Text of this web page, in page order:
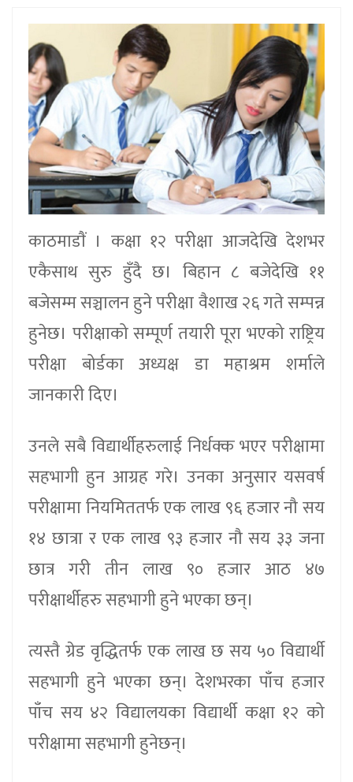
काठमाडाैं । कक्षा १२ परीक्षा आजदेखि देशभर
एकैसाथ सुरु हुँदै छ। बिहान ८ बजेदेखि ११
बजेसम्म सञ्चालन हुने परीक्षा वैशाख २६ गते सम्पन्न
हुनेछ। परीक्षाको सम्पूर्ण तयारी पूरा भएको राष्ट्रिय
परीक्षा बोर्डका अध्यक्ष डा महाश्रम शर्माले
जानकारी दिए।
उनले सबै विद्यार्थीहरुलाई निर्धक्क भएर परीक्षामा
सहभागी हुन आग्रह गरे। उनका अनुसार यसवर्ष
परीक्षामा नियमिततर्फ एक लाख ९६ हजार नौ सय
१४ छात्रा र एक लाख ९३ हजार नौ सय ३३ जना
छात्र गरी तीन लाख ९० हजार आठ ४७
परीक्षार्थीहरु सहभागी हुने भएका छन्।
त्यस्तै ग्रेड वृद्धितर्फ एक लाख छ सय ५० विद्यार्थी
सहभागी हुने भएका छन्। देशभरका पाँच हजार
पाँच सय ४२ विद्यालयका विद्यार्थी कक्षा १२ को
परीक्षामा सहभागी हुनेछन्।